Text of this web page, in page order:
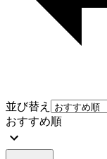
並び替え
おすすめ順